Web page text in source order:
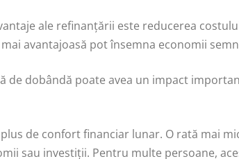
ale refinanțării este reducerea
avantajoasă pot însemna economii
de dobândă poate avea un impact
de confort financiar lunar. O rată mai
sau investiții. Pentru multe persoane,